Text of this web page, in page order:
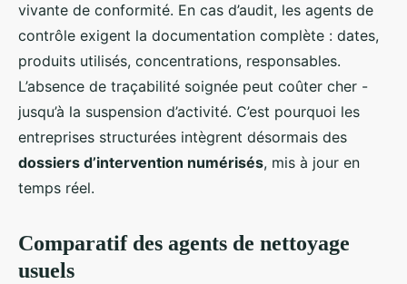
vivante de conformité. En cas d’audit, les agents de
contrôle exigent la documentation complète : dates,
produits utilisés, concentrations, responsables.
L’absence de traçabilité soignée peut coûter cher -
jusqu’à la suspension d’activité. C’est pourquoi les
entreprises structurées intègrent désormais des
dossiers d’intervention numérisés, mis à jour en
temps réel.
Comparatif des agents de nettoyage
usuels